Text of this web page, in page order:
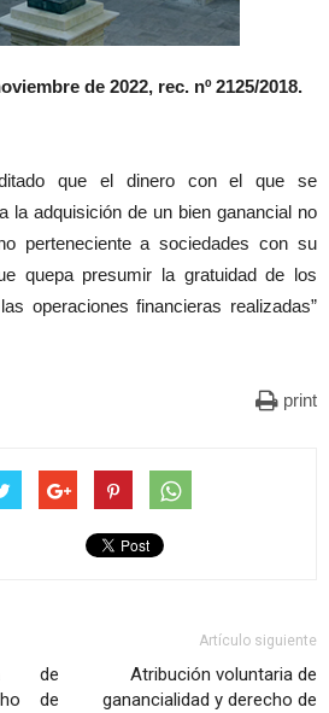
de 2022, rec. nº 2125/2018.
que el dinero con el que se
la adquisición de un bien ganancial no
perteneciente a sociedades con su
quepa presumir la gratuidad de los
operaciones financieras realizadas”
print
de
de
Artículo siguiente
Atribución voluntaria de
ganancialidad y derecho de